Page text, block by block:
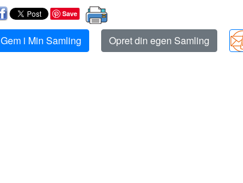
Save
Gem i Min Samling Opret din egen Samling